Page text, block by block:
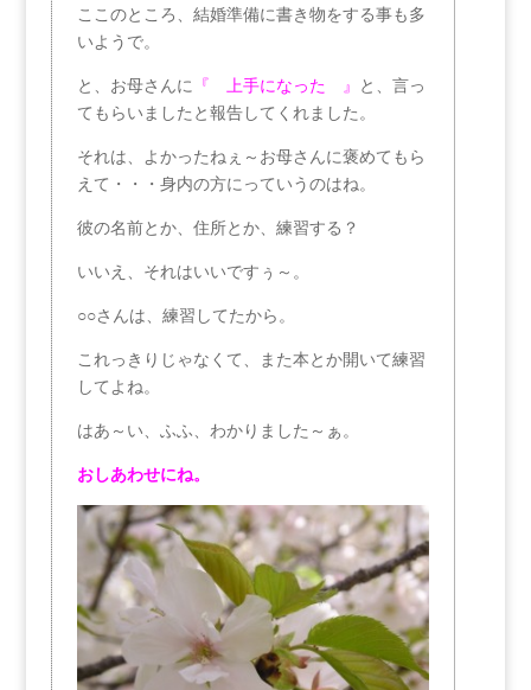
ここのところ、結婚準備に書き物をする事も多
いようで。
と、お母さんに 『 上手になった 』
と、言っ
てもらいましたと報告してくれました。
それは、よかったねぇ～お母さんに褒めてもら
えて・・・身内の方にっていうのはね。
彼の名前とか、住所とか、練習する？
いいえ、それはいいですぅ～。
○○さんは、練習してたから。
これっきりじゃなくて、また本とか開いて練習
してよね。
はあ～い、ふふ、わかりました～ぁ。
おしあわせにね。